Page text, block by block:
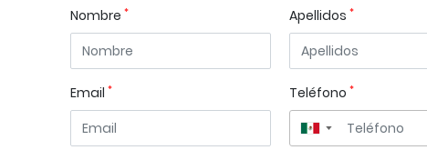
Nombre * Apellidos *
Email * Teléfono *
▼